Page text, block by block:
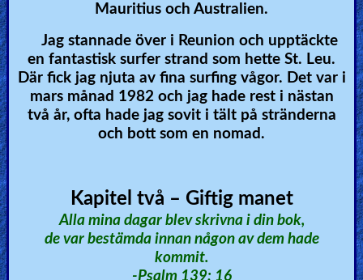
Mauritius och Australien.
Jag stannade över i Reunion och upptäckte
en fantastisk surfer strand som hette St. Leu.
Där fick jag njuta av fina surfing vågor. Det var i
mars månad 1982 och jag hade rest i nästan
två år, ofta hade jag sovit i tält på stränderna
och bott som en nomad.
Kapitel två – Giftig manet
Alla mina dagar blev skrivna i din bok,
de var bestämda innan någon av dem hade
kommit.
-Psalm 139: 16